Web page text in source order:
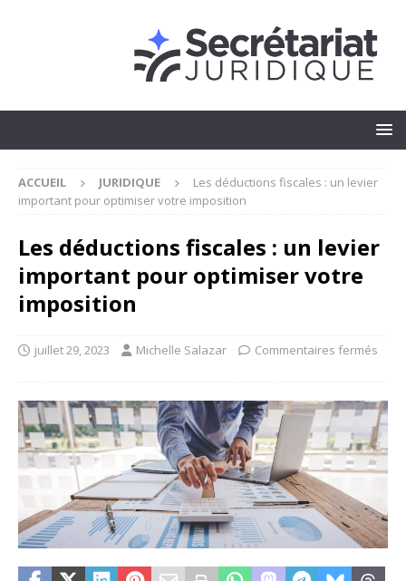
ACCUEIL JURIDIQUE
Les déductions fiscales : un levier
important pour optimiser votre imposition
Les déductions fiscales : un levier
important pour optimiser votre
imposition
juillet 29, 2023 Michelle Salazar Commentaires fermés